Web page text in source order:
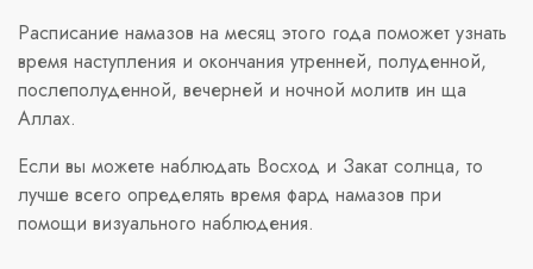
Расписание намазов на месяц этого года поможет узнать
время наступления и окончания утренней, полуденной,
послеполуденной, вечерней и ночной молитв ин ща
Аллах.
Если вы можете наблюдать Восход и Закат солнца, то
лучше всего определять время фард намазов при
помощи визуального наблюдения.